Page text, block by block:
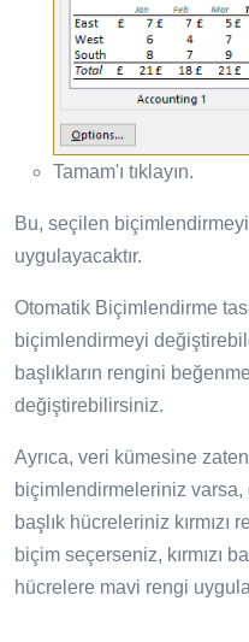
Tamam'ı tıklayın.
Bu, seçilen
uygulayacaktır.
Otomatik Biçimlendirme
biçimlendirmeyi
başlıkların rengini
değiştirebilirsiniz.
Ayrıca, veri kümesine
biçimlendirmeleriniz varsa,
başlık hücreleriniz kırmızı
biçim seçerseniz, kırmızı
hücrelere mavi rengi